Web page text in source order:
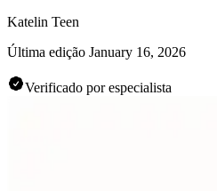
Katelin Teen
Última edição January 16, 2026
Verificado por especialista